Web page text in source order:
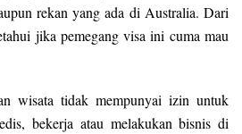
rekan yang ada di Australia. Dari
jika pemegang visa ini cuma mau
wisata tidak mempunyai izin untuk
bekerja atau melakukan bisnis di